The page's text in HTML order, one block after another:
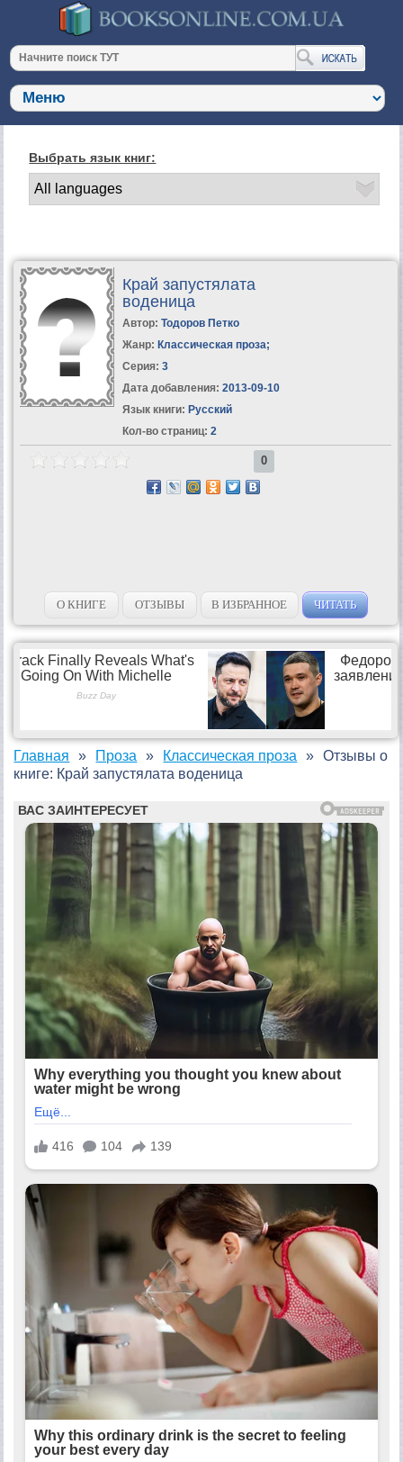
Выбрать язык книг:
Край запустялата
воденица
Автор: Тодоров Петко
Жанр: Классическая проза;
Серия: 3
Дата добавления: 2013-09-10
Язык книги: Русский
Кол-во страниц: 2
0
О КНИГЕ ОТЗЫВЫ В ИЗБРАННОЕ ЧИТАТЬ
Главная Проза Классическая проза
Отзывы о
книге: Край запустялата воденица